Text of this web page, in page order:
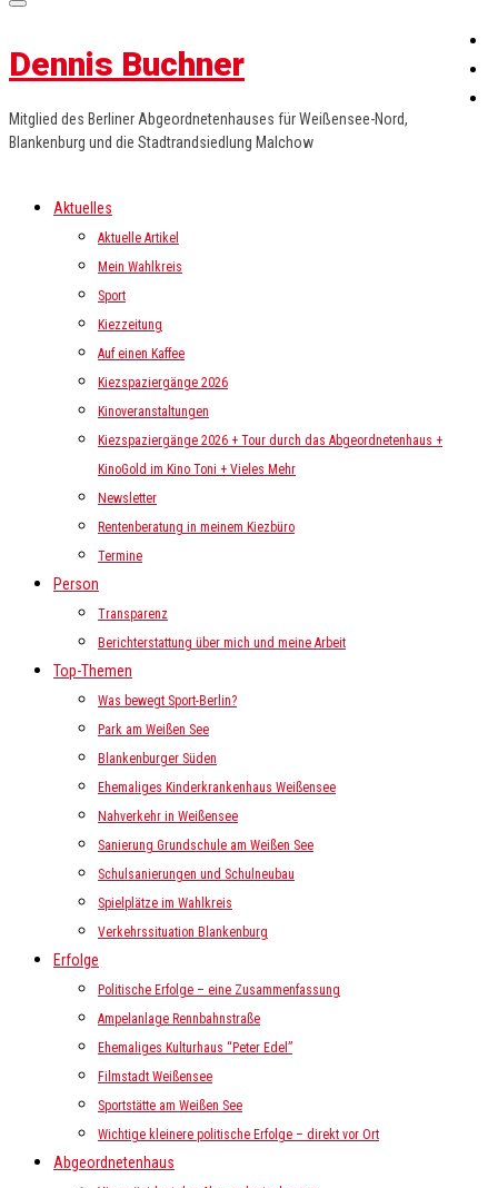
Dennis Buchner
Mitglied des Berliner Abgeordnetenhauses für Weißensee-Nord,
Blankenburg und die Stadtrandsiedlung Malchow
Aktuelles
Aktuelle Artikel
Mein Wahlkreis
Sport
Kiezzeitung
Auf einen Kaffee
Kiezspaziergänge 2026
Kinoveranstaltungen
Kiezspaziergänge 2026 + Tour durch das Abgeordnetenhaus +
KinoGold im Kino Toni + Vieles Mehr
Newsletter
Rentenberatung in meinem Kiezbüro
Termine
Person
Transparenz
Berichterstattung über mich und meine Arbeit
Top-Themen
Was bewegt Sport-Berlin?
Park am Weißen See
Blankenburger Süden
Ehemaliges Kinderkrankenhaus Weißensee
Nahverkehr in Weißensee
Sanierung Grundschule am Weißen See
Schulsanierungen und Schulneubau
Spielplätze im Wahlkreis
Verkehrssituation Blankenburg
Erfolge
Politische Erfolge – eine Zusammenfassung
Ampelanlage Rennbahnstraße
Ehemaliges Kulturhaus “Peter Edel”
Filmstadt Weißensee
Sportstätte am Weißen See
Wichtige kleinere politische Erfolge – direkt vor Ort
Abgeordnetenhaus